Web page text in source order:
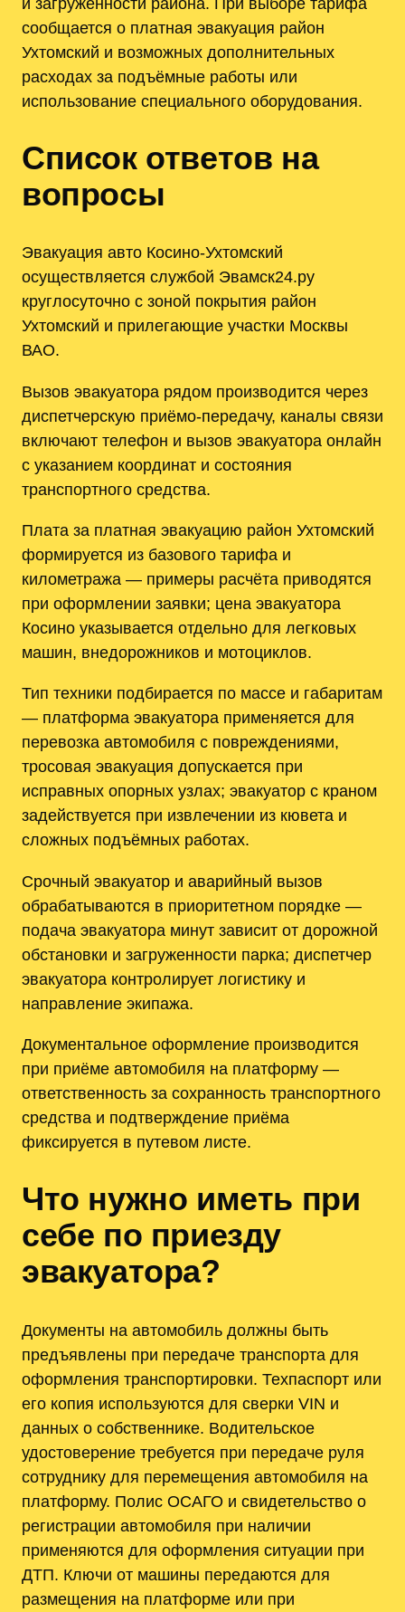
сообщается о платная эвакуация район
Ухтомский и возможных дополнительных
расходах за подъёмные работы или
использование специального оборудования.
Список ответов на
вопросы
Эвакуация авто Косино-Ухтомский
осуществляется службой Эвамск24.ру
круглосуточно с зоной покрытия район
Ухтомский и прилегающие участки Москвы
ВАО.
Вызов эвакуатора рядом производится через
диспетчерскую приёмо-передачу, каналы связи
включают телефон и вызов эвакуатора онлайн
с указанием координат и состояния
транспортного средства.
Плата за платная эвакуацию район Ухтомский
формируется из базового тарифа и
километража — примеры расчёта приводятся
при оформлении заявки; цена эвакуатора
Косино указывается отдельно для легковых
машин, внедорожников и мотоциклов.
Тип техники подбирается по массе и габаритам
— платформа эвакуатора применяется для
перевозка автомобиля с повреждениями,
тросовая эвакуация допускается при
исправных опорных узлах; эвакуатор с краном
задействуется при извлечении из кювета и
сложных подъёмных работах.
Срочный эвакуатор и аварийный вызов
обрабатываются в приоритетном порядке —
подача эвакуатора минут зависит от дорожной
обстановки и загруженности парка; диспетчер
эвакуатора контролирует логистику и
направление экипажа.
Документальное оформление производится
при приёме автомобиля на платформу —
ответственность за сохранность транспортного
средства и подтверждение приёма
фиксируется в путевом листе.
Что нужно иметь при
себе по приезду
эвакуатора?
Документы на автомобиль должны быть
предъявлены при передаче транспорта для
оформления транспортировки. Техпаспорт или
его копия используются для сверки VIN и
данных о собственнике. Водительское
удостоверение требуется при передаче руля
сотруднику для перемещения автомобиля на
платформу. Полис ОСАГО и свидетельство о
регистрации автомобиля при наличии
применяются для оформления ситуации при
ДТП. Ключи от машины передаются для
размещения на платформе или при